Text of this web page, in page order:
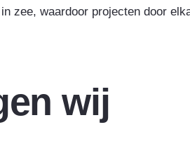
zee, waardoor projecten door
wij